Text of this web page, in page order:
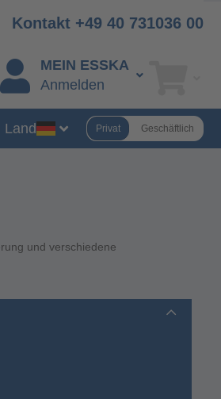
Kontakt +49 40 731036 00
MEIN ESSKA
Anmelden
Land Privat Geschäftlich
und verschiedene